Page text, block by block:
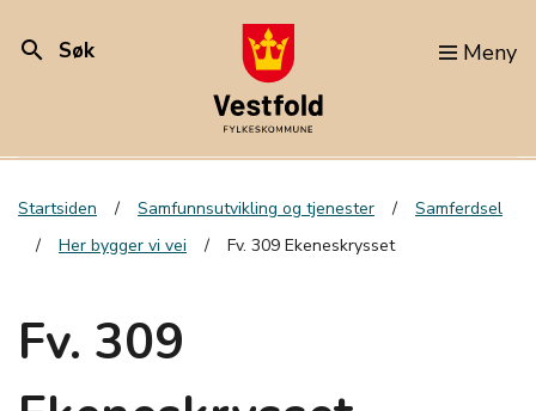
search Søk Meny
Startsiden Samfunnsutvikling og tjenester
Samferdsel
Her bygger vi vei
Fv. 309 Ekeneskrysset
Fv. 309